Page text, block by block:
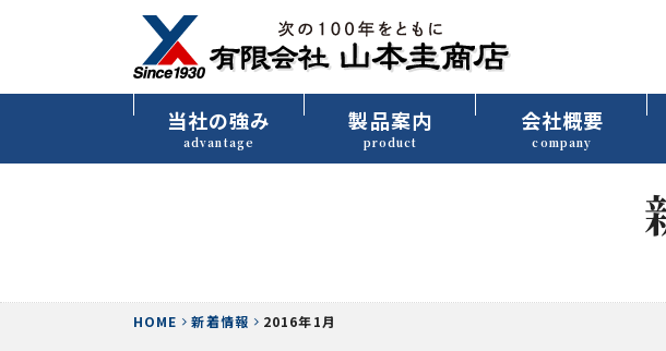
当社の強み
advantage
製品案内
product
会社概要
company
HOME 新着情報 2016年1月